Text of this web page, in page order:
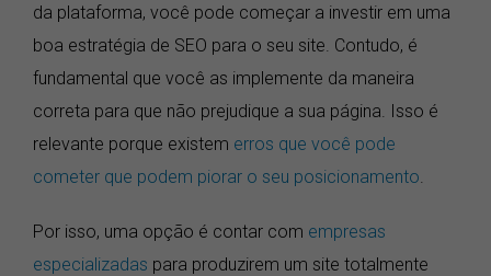
da plataforma, você pode começar a investir em uma
boa estratégia de SEO para o seu site. Contudo, é
fundamental que você as implemente da maneira
correta para que não prejudique a sua página. Isso é
relevante porque existem erros que você pode
cometer que podem piorar o seu posicionamento
Por isso, uma opção é contar com empresas
especializadas para produzirem um site totalmente